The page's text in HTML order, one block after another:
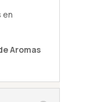
en
Aromas